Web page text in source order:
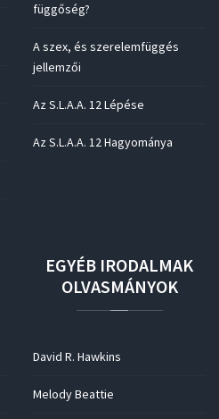
függőség?
A szex, és szerelemfüggés
jellemzői
Az S.L.A.A. 12 Lépése
Az S.L.A.A. 12 Hagyománya
EGYÉB IRODALMAK
OLVASMÁNYOK
David R. Hawkins
Melody Beattie